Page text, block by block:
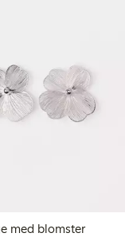
med blomster